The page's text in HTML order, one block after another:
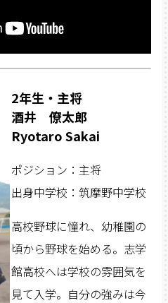
2年生・主将
酒井 僚太郎
Ryotaro Sakai
ポジション：主将
出身中学校：筑摩野中学校
高校野球に憧れ、幼稚園の
頃から野球を始める。志学
館高校へは学校の雰囲気を
見て入学。 自分の強みは今